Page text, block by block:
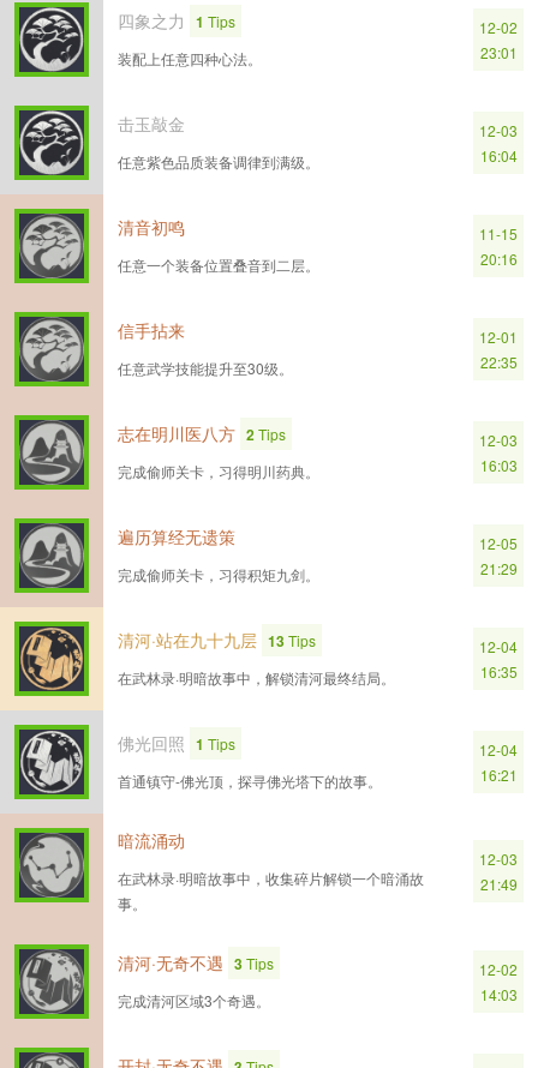
四象之力 1 Tips
装配上任意四种心法。
12-02
23:01
击玉敲金
任意紫色品质装备调律到满级。
12-03
16:04
清音初鸣
任意一个装备位置叠音到二层。
11-15
20:16
信手拈来
任意武学技能提升至30级。
12-01
22:35
志在明川医八方 2Tips
完成偷师关卡，习得明川药典。
12-03
16:03
遍历算经无遗策
完成偷师关卡，习得积矩九剑。
12-05
21:29
清河·站在九十九层 13Tips
在武林录·明暗故事中，解锁清河最终结局。
12-04
16:35
佛光回照 1 Tips
首通镇守-佛光顶，探寻佛光塔下的故事。
12-04
16:21
暗流涌动
在武林录·明暗故事中，收集碎片解锁一个暗涌故
事。
12-03
21:49
清河·无奇不遇 3Tips
完成清河区域3个奇遇。
12-02
14:03